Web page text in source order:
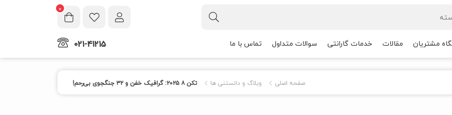
0
مشتریان مقالات خدمات گارانتی سوالات متداول تماس با ما 021-41215
صفحه اصلی وبلاگ و دانستنی ها تکن ۸ ۲۰۲۵: گرافیک خفن و ۳۲ جنگجوی بی‌رحم!